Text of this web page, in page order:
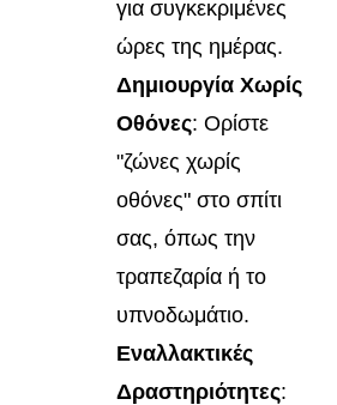
για συγκεκριμένες
ώρες της ημέρας.
Δημιουργία Χωρίς
Οθόνες: Ορίστε
"ζώνες χωρίς
οθόνες" στο σπίτι
σας, όπως την
τραπεζαρία ή το
υπνοδωμάτιο.
Εναλλακτικές
Δραστηριότητες: